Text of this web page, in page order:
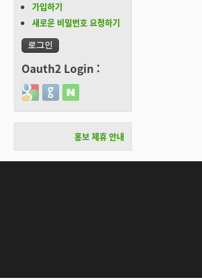
가입하기
새로운 비밀번호 요청하기
Oauth2 Login :
Login with Google
Login with GitHub
Login with Naver
홍보 제휴 안내